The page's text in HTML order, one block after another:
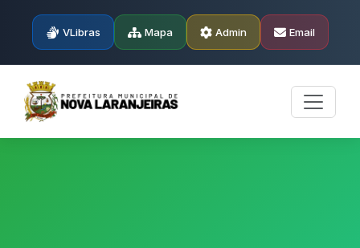
VLibras Mapa Admin Email